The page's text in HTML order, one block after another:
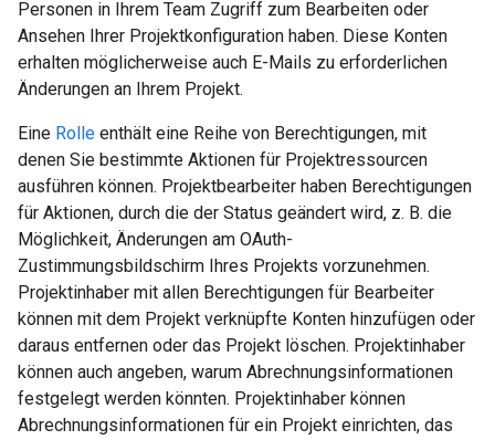
Personen in Ihrem Team Zugriff zum Bearbeiten oder
Ansehen Ihrer Projektkonfiguration haben. Diese Konten
erhalten möglicherweise auch E-Mails zu erforderlichen
Änderungen an Ihrem Projekt.
Eine Rolle enthält eine Reihe von Berechtigungen, mit
denen Sie bestimmte Aktionen für Projektressourcen
ausführen können. Projektbearbeiter haben Berechtigungen
für Aktionen, durch die der Status geändert wird, z. B. die
Möglichkeit, Änderungen am OAuth-
Zustimmungsbildschirm Ihres Projekts vorzunehmen.
Projektinhaber mit allen Berechtigungen für Bearbeiter
können mit dem Projekt verknüpfte Konten hinzufügen oder
daraus entfernen oder das Projekt löschen. Projektinhaber
können auch angeben, warum Abrechnungsinformationen
festgelegt werden könnten. Projektinhaber können
Abrechnungsinformationen für ein Projekt einrichten, das